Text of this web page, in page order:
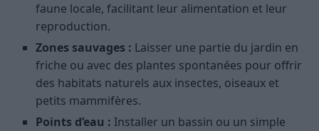
faune locale, facilitant leur alimentation et leur
reproduction.
Zones sauvages : Laisser une partie du jardin en
friche ou avec des plantes spontanées pour offrir
des habitats naturels aux insectes, oiseaux et
petits mammifères.
Points d’eau : Installer un bassin ou un simple